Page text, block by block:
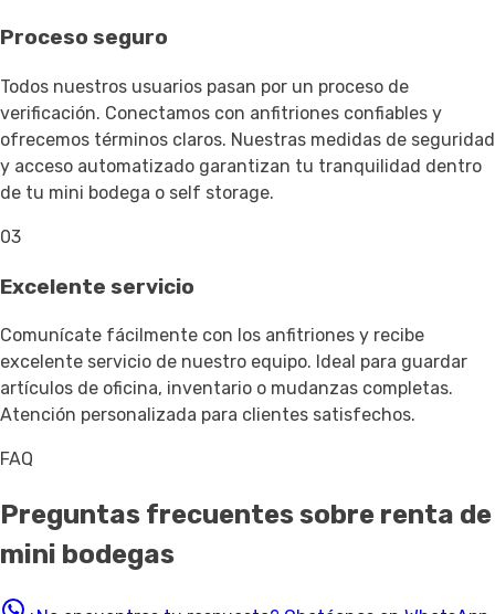
Proceso seguro
Todos nuestros usuarios pasan por un proceso de
verificación. Conectamos con anfitriones confiables y
ofrecemos términos claros. Nuestras medidas de seguridad
y acceso automatizado garantizan tu tranquilidad dentro
de tu mini bodega o self storage.
03
Excelente servicio
Comunícate fácilmente con los anfitriones y recibe
excelente servicio de nuestro equipo. Ideal para guardar
artículos de oficina, inventario o mudanzas completas.
Atención personalizada para clientes satisfechos.
FAQ
Preguntas frecuentes sobre renta de
mini bodegas